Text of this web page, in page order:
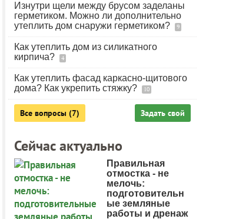
Изнутри щели между брусом заделаны
герметиком. Можно ли дополнительно
утеплить дом снаружи герметиком?
9
Как утеплить дом из силикатного
кирпича?
4
Как утеплить фасад каркасно-щитового
дома? Как укрепить стяжку?
10
Все вопросы (7) Задать свой
Сейчас актуально
Правильная
отмостка - не
мелочь:
подготовительн
ые земляные
работы и дренаж